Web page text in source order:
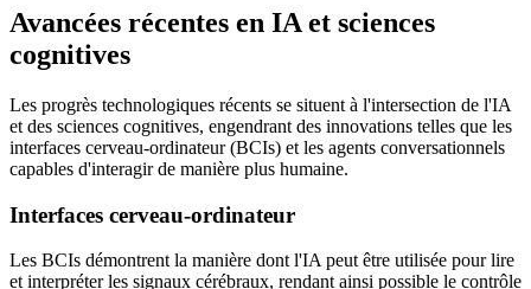
Avancées récentes en IA et sciences
cognitives
Les progrès technologiques récents se situent à l'intersection de l'IA
et des sciences cognitives, engendrant des innovations telles que les
interfaces cerveau-ordinateur (BCIs) et les agents conversationnels
capables d'interagir de manière plus humaine.
Interfaces cerveau-ordinateur
Les BCIs démontrent la manière dont l'IA peut être utilisée pour lire
et interpréter les signaux cérébraux, rendant ainsi possible le contrôle